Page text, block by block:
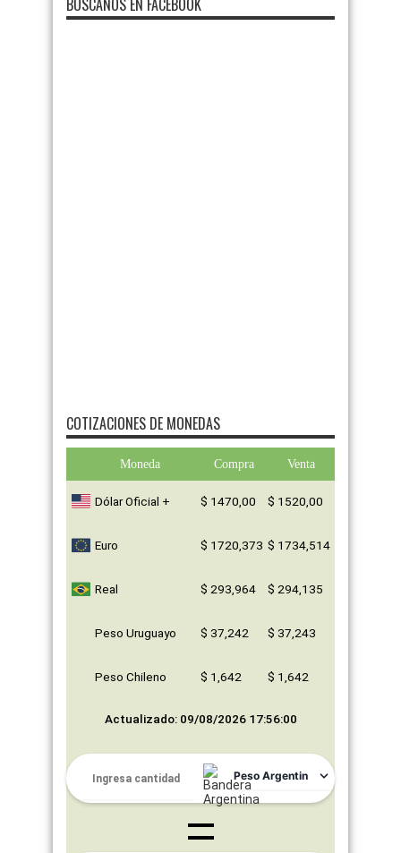
BUSCANOS EN FACEBOOK
COTIZACIONES DE MONEDAS
Moneda Compra Venta
Dólar Oficial + $ 1470,00 $ 1520,00
Euro $ 1720,373 $ 1734,514
Real $ 293,964 $ 294,135
Peso Uruguayo $ 37,242 $ 37,243
Peso Chileno $ 1,642 $ 1,642
Actualizado: 09/08/2026 17:56:00